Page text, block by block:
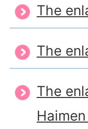
The
The
The